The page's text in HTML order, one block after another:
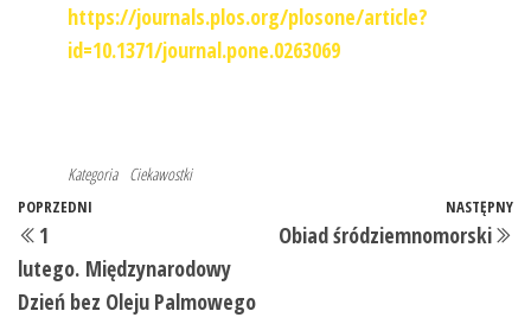
https://journals.plos.org/plosone/article?
id=10.1371/journal.pone.0263069
Kategoria Ciekawostki
Nawigacja
wpisu
Poprzedni
wpis
POPRZEDNI
1
lutego. Międzynarodowy
Dzień bez Oleju Palmowego
NASTĘPNY
Obiad śródziemnomorski